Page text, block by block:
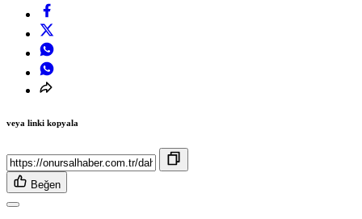
veya linki kopyala
Beğen